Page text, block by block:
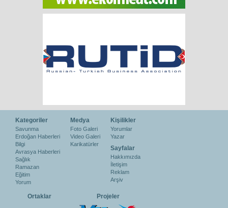
Kategoriler
Savunma
Erdoğan Haberleri
Bilgi
Avrasya Haberleri
Sağlık
Ramazan
Eğitim
Yorum
Medya
Foto Galeri
Video Galeri
Karikatürler
Kişilikler
Yorumlar
Yazar
Sayfalar
Hakkımızda
İletişim
Reklam
Arşiv
Ortaklar Projeler